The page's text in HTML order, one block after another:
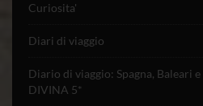
Curiosita'
Diari di viaggio
Diario di viaggio: Spagna, Baleari
DIVINA 5*